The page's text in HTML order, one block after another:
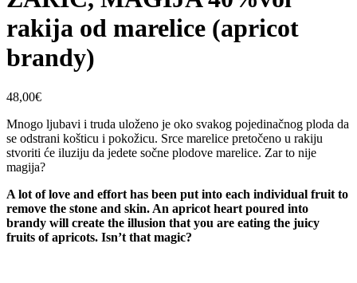
rakija od marelice (apricot
brandy)
48,00€
Mnogo ljubavi i truda uloženo je oko svakog pojedinačnog ploda da
se odstrani košticu i pokožicu. Srce marelice pretočeno u rakiju
stvoriti će iluziju da jedete sočne plodove marelice. Zar to nije
magija?
A lot of love and effort has been put into each individual fruit to
remove the stone and skin. An apricot heart poured into
brandy will create the illusion that you are eating the juicy
fruits of apricots. Isn’t that magic?